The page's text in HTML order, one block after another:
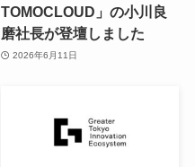
TOMOCLOUD」の小川良
磨社長が登壇しました
2026年6月11日